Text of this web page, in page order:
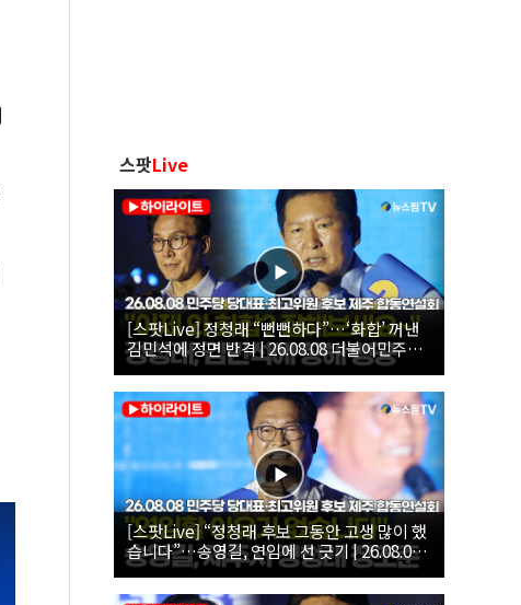
스팟Live
[스팟Live] 정청래 “뻔뻔하다”…‘화합’ 꺼낸
김민석에 정면 반격 | 26.08.08 더불어민주당
당대표·최고위원 후보 제주 합동연설회
[스팟Live] “정청래 후보 그동안 고생 많이 했
습니다”…송영길, 연임에 선 긋기 | 26.08.08
더불어민주당 당대표·최고위원 후보 제주 합
동연설회